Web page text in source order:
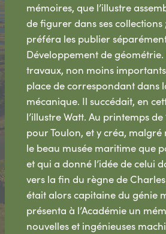
mémoires, que l’illustre
de figurer dans ses collections
préféra les publier
Développement de géométrie.
travaux, non moins
place de correspondant dans
mécanique. Il succédait, en
l’illustre Watt. Au printemps de
pour Toulon, et y créa, malgré
le beau musée maritime que
et qui a donné l’idée de celui
vers la fin du règne de Charles
était alors capitaine du génie
présenta à l’Académie un
nouvelles et ingénieuses